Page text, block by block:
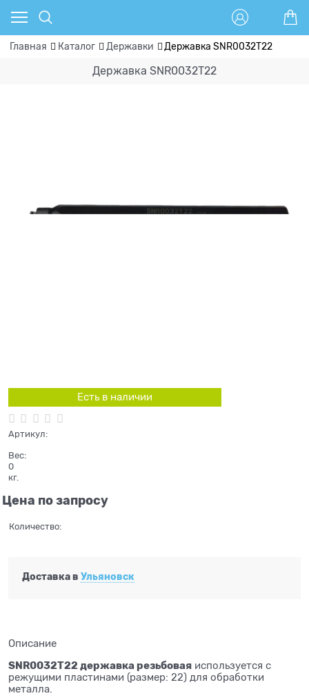
Главная Каталог Державки Державка SNR0032T22
Державка SNR0032T22
Есть в наличии
Артикул:
Вес:
0
кг.
Цена по запросу
Количество:
Доставка в Ульяновск
Описание
SNR0032T22 державка резьбовая используется с
режущими пластинами (размер: 22) для обработки
металла.